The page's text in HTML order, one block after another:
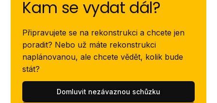
Kam se vydat dál?
Připravujete se na rekonstrukci a chcete jen
poradit? Nebo už máte rekonstrukci
naplánovanou, ale chcete vědět, kolik bude
stát?
Domluvit nezávaznou schůzku